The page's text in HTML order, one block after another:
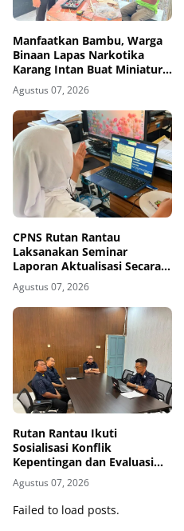
Manfaatkan Bambu, Warga
Binaan Lapas Narkotika
Karang Intan Buat Miniatur
Gantungan Kunci Abjad
Agustus 07, 2026
CPNS Rutan Rantau
Laksanakan Seminar
Laporan Aktualisasi Secara
Virtual
Agustus 07, 2026
Rutan Rantau Ikuti
Sosialisasi Konflik
Kepentingan dan Evaluasi
Caraka LHKAN Secara Virtual
Agustus 07, 2026
Failed to load posts.